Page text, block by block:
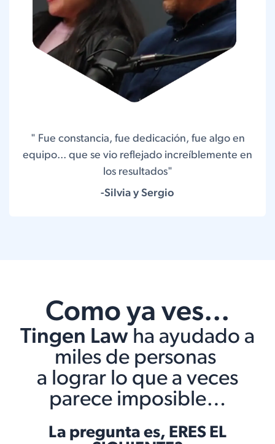
" Fue constancia, fue dedicación, fue algo en
equipo... que se vio reflejado increíblemente en
los resultados"
-Silvia y Sergio
Como ya ves...
Tingen Law ha ayudado a
miles de personas
a lograr lo que a veces
parece imposible…
La pregunta es, ERES EL